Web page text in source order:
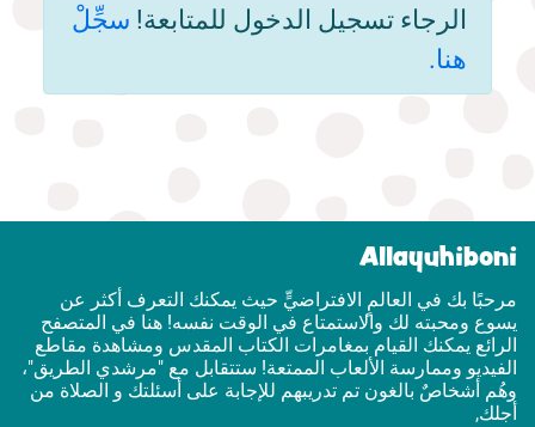
الرجاء تسجيل الدخول للمتابعة! سجِّلْ
هنا.
Allayuhiboni
مرحبًا بك في العالمٍ الافتراضيٍّ حيث يمكنك التعرف أكثر عن
يسوع ومحبته لك والاستمتاع في الوقت نفسه! هنا في المتصفح
الرائع يمكنك القيام بمغامرات الكتاب المقدس ومشاهدة مقاطع
الفيديو وممارسة الألعاب الممتعة! ستتقابل مع "مرشدي الطريق"،
وهُم أشخاصٌ بالغون تم تدريبهم للإجابة على أسئلتك و الصلاة من
أجلك,